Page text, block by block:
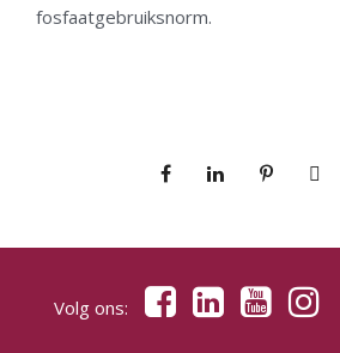
fosfaatgebruiksnorm.
Volg ons: